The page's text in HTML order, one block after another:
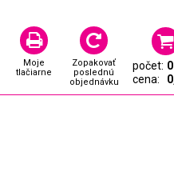
Moje
tlačiarne
Zopakovať
poslednú
objednávku
počet:
cena: